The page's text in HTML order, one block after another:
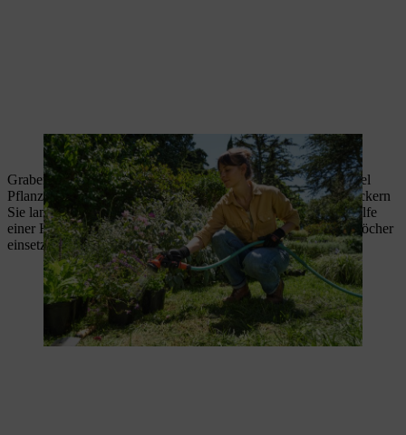
Die Pflanzen werden mit Feuchtigkeit versorgt.
Graben Sie an den gewünschten Stellen mit einer Handschaufel
Pflanzlöcher, nehmen Sie die Pflanzen aus den Töpfen und lockern
Sie lange Wurzeln aus dem Wurzelballen gegebenenfalls mithilfe
einer Handharke. Jetzt können Sie Ihre Pflanzen in die Pflanzlöcher
einsetzen und die Erde gut festdrücken.